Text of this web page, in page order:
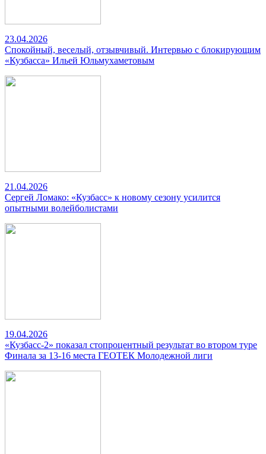
23.04.2026
Спокойный, веселый, отзывчивый. Интервью с блокирующим
«Кузбасса» Ильей Юльмухаметовым
21.04.2026
Сергей Ломако: «Кузбасс» к новому сезону усилится
опытными волейболистами
19.04.2026
«Кузбасс-2» показал стопроцентный результат во втором туре
Финала за 13-16 места ГЕОТЕК Молодежной лиги